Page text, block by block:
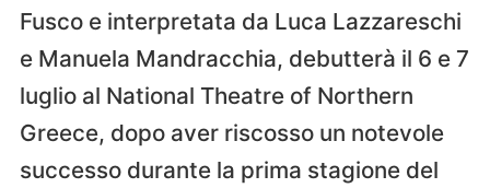
Fusco e interpretata da Luca Lazzareschi
e Manuela Mandracchia, debutterà il 6 e 7
luglio al National Theatre of Northern
Greece, dopo aver riscosso un notevole
successo durante la prima stagione del